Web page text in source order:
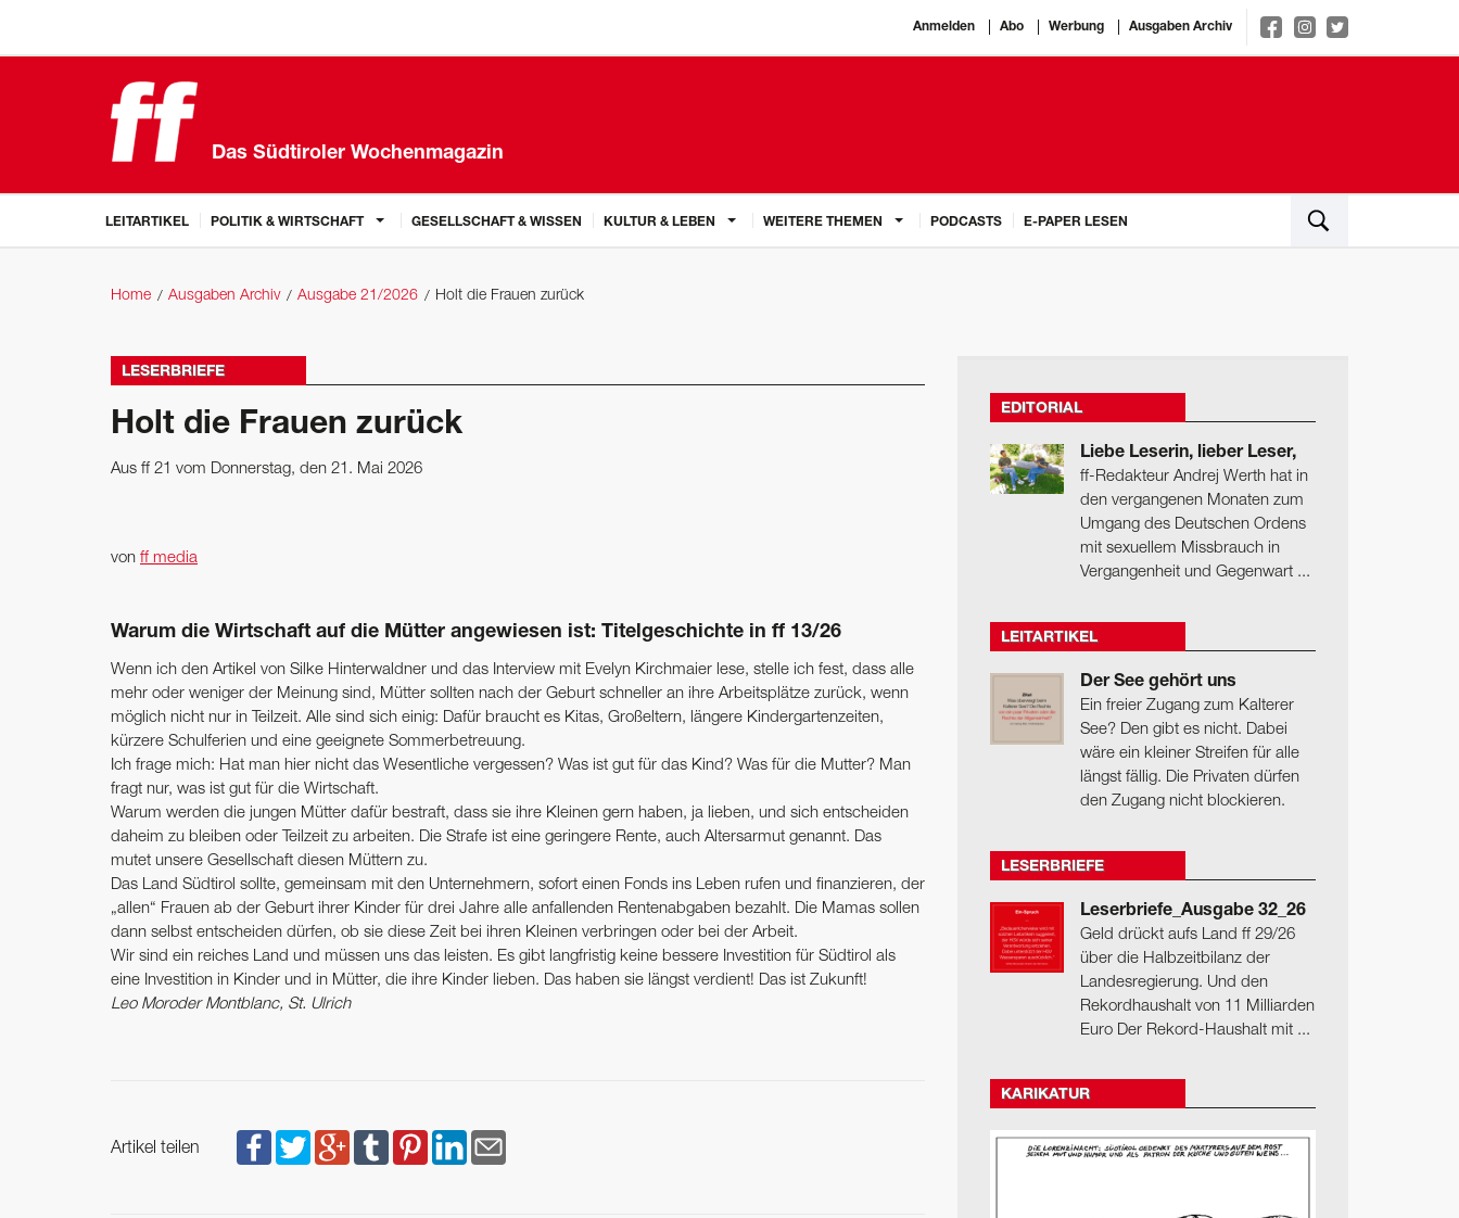
Anmelden Abo Werbung Ausgaben Archiv
Das Südtiroler Wochenmagazin
LEITARTIKEL POLITIK & WIRTSCHAFT GESELLSCHAFT & WISSEN KULTUR & LEBEN WEITERE THEMEN PODCASTS E-PAPER LESEN
Home Ausgaben Archiv Ausgabe 21/2026 Holt die Frauen zurück
LESERBRIEFE
Holt die Frauen zurück
Aus ff 21 vom Donnerstag, den 21. Mai 2026
von ff media
Warum die Wirtschaft auf die Mütter angewiesen ist: Titelgeschichte in ff 13/26
Wenn ich den Artikel von Silke Hinterwaldner und das Interview mit Evelyn Kirchmaier lese, stelle ich fest, dass alle
mehr oder weniger der Meinung sind, Mütter sollten nach der Geburt schneller an ihre Arbeitsplätze zurück, wenn
möglich nicht nur in Teilzeit. Alle sind sich einig: Dafür braucht es Kitas, Großeltern, längere Kindergartenzeiten,
kürzere Schulferien und eine geeignete Sommerbetreuung.
Ich frage mich: Hat man hier nicht das Wesentliche vergessen? Was ist gut für das Kind? Was für die Mutter? Man
fragt nur, was ist gut für die Wirtschaft.
Warum werden die jungen Mütter dafür bestraft, dass sie ihre Kleinen gern haben, ja lieben, und sich entscheiden
daheim zu bleiben oder Teilzeit zu arbeiten. Die Strafe ist eine geringere Rente, auch Altersarmut genannt. Das
mutet unsere Gesellschaft diesen Müttern zu.
Das Land Südtirol sollte, gemeinsam mit den Unternehmern, sofort einen Fonds ins Leben rufen und finanzieren, der
„allen“ Frauen ab der Geburt ihrer Kinder für drei Jahre alle anfallenden Rentenabgaben bezahlt. Die Mamas sollen
dann selbst entscheiden dürfen, ob sie diese Zeit bei ihren Kleinen verbringen oder bei der Arbeit.
Wir sind ein reiches Land und müssen uns das leisten. Es gibt langfristig keine bessere Investition für Südtirol als
eine Investition in Kinder und in Mütter, die ihre Kinder lieben. Das haben sie längst verdient! Das ist Zukunft!
Leo Moroder Montblanc, St. Ulrich
Artikel teilen
EDITORIAL
Liebe Leserin, lieber Leser,
ff-Redakteur Andrej Werth hat in
den vergangenen Monaten zum
Umgang des Deutschen Ordens
mit sexuellem Missbrauch in
Vergangenheit und Gegenwart ...
LEITARTIKEL
Der See gehört uns
Ein freier Zugang zum Kalterer
See? Den gibt es nicht. Dabei
wäre ein kleiner Streifen für alle
längst fällig. Die Privaten dürfen
den Zugang nicht blockieren.
LESERBRIEFE
Leserbriefe_Ausgabe 32_26
Geld drückt aufs Land ff 29/26
über die Halbzeitbilanz der
Landesregierung. Und den
Rekordhaushalt von 11 Milliarden
Euro Der Rekord-Haushalt mit ...
KARIKATUR